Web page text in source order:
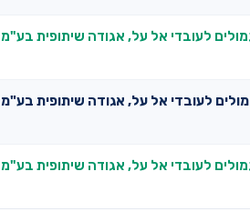
לעובדי אל על, אגודה שיתופית בע"מ
לעובדי אל על, אגודה שיתופית בע"מ
לעובדי אל על, אגודה שיתופית בע"מ